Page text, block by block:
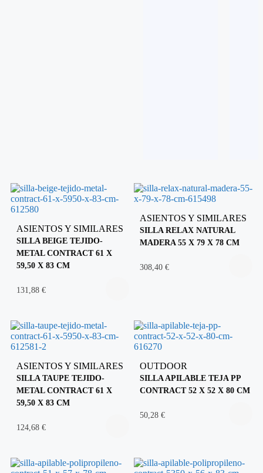
ASIENTOS Y SIMILARES
SILLA BEIGE TEJIDO-
METAL CONTRACT 61 X
59,50 X 83 CM
131,88 €
ASIENTOS Y SIMILARES
SILLA RELAX NATURAL
MADERA 55 X 79 X 78 CM
308,40 €
ASIENTOS Y SIMILARES
SILLA TAUPE TEJIDO-
METAL CONTRACT 61 X
59,50 X 83 CM
124,68 €
OUTDOOR
SILLA APILABLE TEJA PP
CONTRACT 52 X 52 X 80 CM
50,28 €